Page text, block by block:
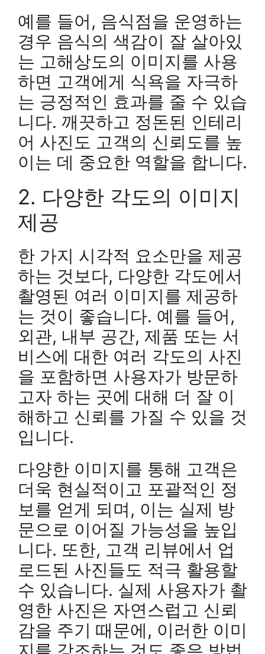
예를 들어, 음식점을 운영하는
경우 음식의 색감이 잘 살아있
는 고해상도의 이미지를 사용
하면 고객에게 식욕을 자극하
는 긍정적인 효과를 줄 수 있습
니다. 깨끗하고 정돈된 인테리
어 사진도 고객의 신뢰도를 높
이는 데 중요한 역할을 합니다.
2. 다양한 각도의 이미지
제공
한 가지 시각적 요소만을 제공
하는 것보다, 다양한 각도에서
촬영된 여러 이미지를 제공하
는 것이 좋습니다. 예를 들어,
외관, 내부 공간, 제품 또는 서
비스에 대한 여러 각도의 사진
을 포함하면 사용자가 방문하
고자 하는 곳에 대해 더 잘 이
해하고 신뢰를 가질 수 있을 것
입니다.
다양한 이미지를 통해 고객은
더욱 현실적이고 포괄적인 정
보를 얻게 되며, 이는 실제 방
문으로 이어질 가능성을 높입
니다. 또한, 고객 리뷰에서 업
로드된 사진들도 적극 활용할
수 있습니다. 실제 사용자가 촬
영한 사진은 자연스럽고 신뢰
감을 주기 때문에, 이러한 이미
지를 강조하는 것도 좋은 방법